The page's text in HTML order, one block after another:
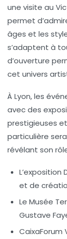
une visite au
permet
âges et les
s’adaptent à
d’ouverture
cet univers
À Lyon, les
avec des
prestigieuses
particulière
révélant son
L’exposition
et de
Le Musée
Gustave
CaixaForum